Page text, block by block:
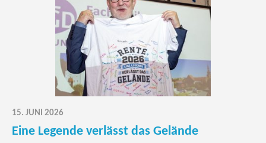
15. JUNI 2026
Eine Legende verlässt das Gelände